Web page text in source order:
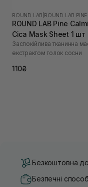
ROUND LAB ROUND LAB PINE
ROUND LAB Pine
Cica Mask Sheet 1 шт
Заспокійлива тканинна
екстрактом голок сосни
110₴
Безкоштовна
Безпечні